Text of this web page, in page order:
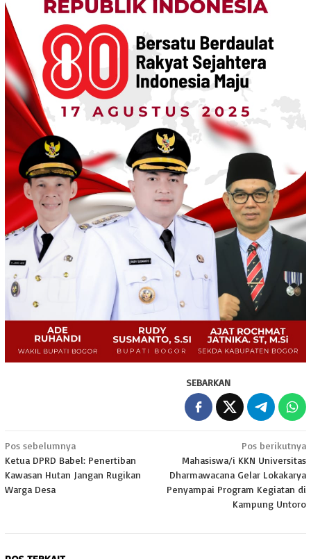
SEBARKAN
Navigasi
pos
Pos sebelumnya
Ketua DPRD Babel: Penertiban
Kawasan Hutan Jangan Rugikan
Warga Desa
Pos berikutnya
Mahasiswa/i KKN Universitas
Dharmawacana Gelar Lokakarya
Penyampai Program Kegiatan di
Kampung Untoro